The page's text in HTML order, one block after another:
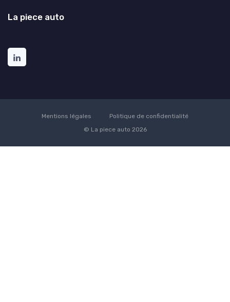
La piece auto
Mentions légales
Politique de confidentialité
© La piece auto 2026